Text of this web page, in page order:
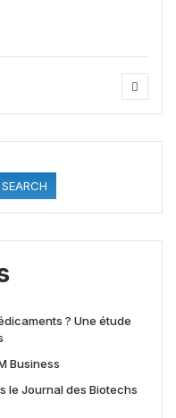
SEARCH
? Une étude
Business
le Journal des Biotechs